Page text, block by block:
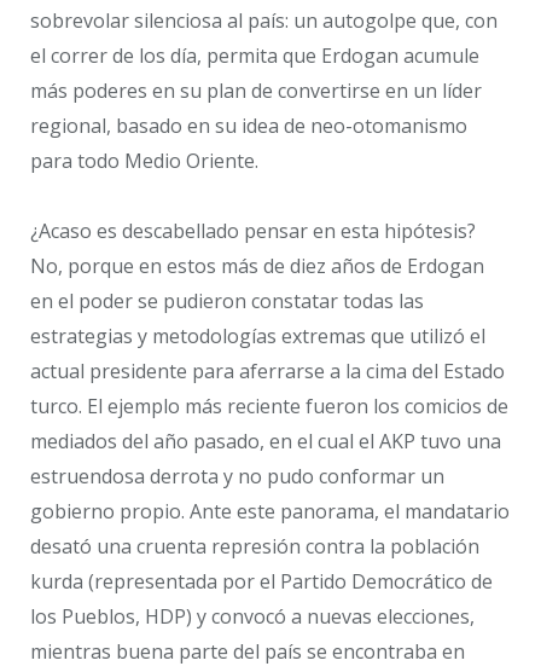
sobrevolar silenciosa al país: un autogolpe que, con
el correr de los día, permita que Erdogan acumule
más poderes en su plan de convertirse en un líder
regional, basado en su idea de neo-otomanismo
para todo Medio Oriente.
¿Acaso es descabellado pensar en esta hipótesis?
No, porque en estos más de diez años de Erdogan
en el poder se pudieron constatar todas las
estrategias y metodologías extremas que utilizó el
actual presidente para aferrarse a la cima del Estado
turco. El ejemplo más reciente fueron los comicios de
mediados del año pasado, en el cual el AKP tuvo una
estruendosa derrota y no pudo conformar un
gobierno propio. Ante este panorama, el mandatario
desató una cruenta represión contra la población
kurda (representada por el Partido Democrático de
los Pueblos, HDP) y convocó a nuevas elecciones,
mientras buena parte del país se encontraba en